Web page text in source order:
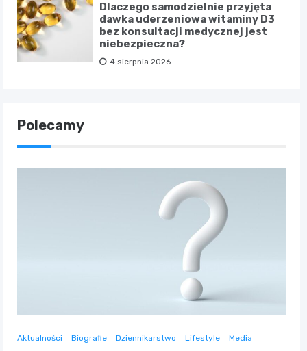
Dlaczego samodzielnie przyjęta
dawka uderzeniowa witaminy D3
bez konsultacji medycznej jest
niebezpieczna?
4 sierpnia 2026
Polecamy
Aktualności Biografie Dziennikarstwo Lifestyle Media